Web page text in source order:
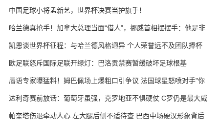
天的战术板
中国足球小将孟新艺，世界杯决赛当护旗手！
哈兰德真抢手！加拿大总理当面“借人”，挪威首相摆摆手：他是非
卖品
凯恩谈世界杯征程：与哈兰德风格迥异 个人荣誉远不及团队捧杯
欧足联怒斥国际足联开绿灯：巴洛贡禁赛暂缓破坏足球根基
唇语专家曝猛料！姆巴佩场上爆粗口引争议 法国球星怒喷对手"你
妈的X"
达利奇赛前放话：葡萄牙虽强，克罗地亚不惧硬仗 C罗仍是最大威
胁
帕奎塔伤退牵动人心 左大腿后侧不适待查 巴西中场硬汉形象背后